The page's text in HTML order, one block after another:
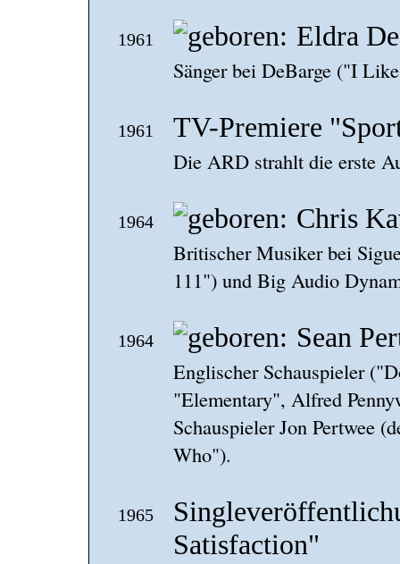
1961 Eldra
Sänger bei DeBarge ("I
1961 TV-Premiere
Die ARD strahlt die erste
1964 Chris
Britischer Musiker bei
111") und Big Audio
1964 Sean
Englischer Schauspieler
"Elementary", Alfred
Schauspieler Jon Pertwee
Who").
1965
Satisfaction"